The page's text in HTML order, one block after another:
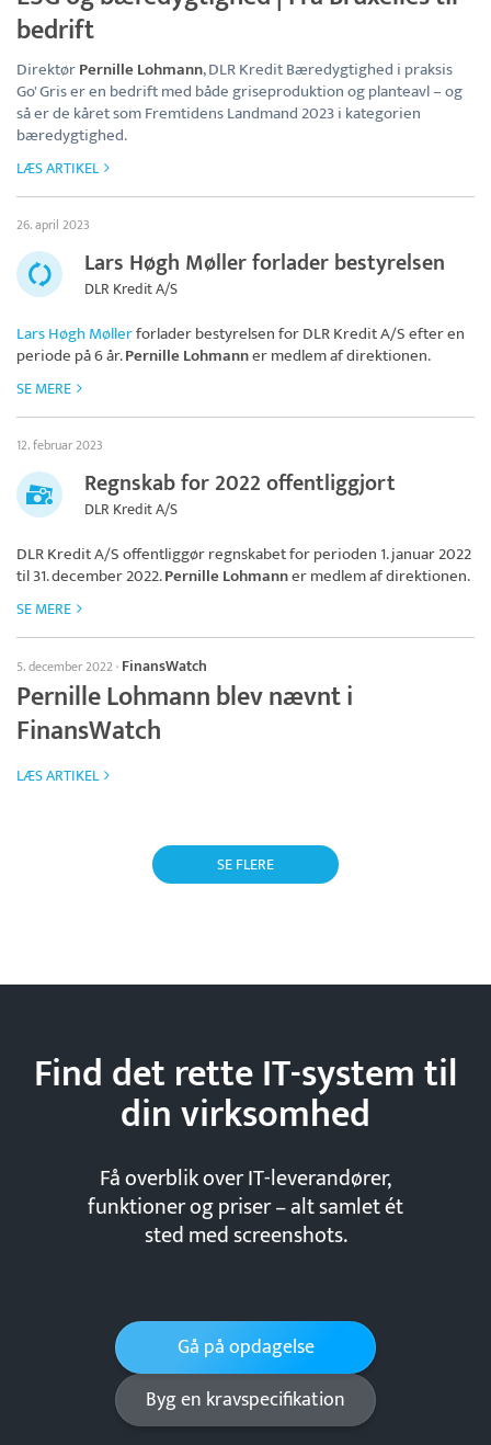
bedrift
DirektørPernille Lohmann, DLR Kredit Bæredygtighed i praksis
Go' Gris er en bedrift med både griseproduktion og planteavl – og
så er de kåret som Fremtidens Landmand 2023 i kategorien
bæredygtighed.
LÆS ARTIKEL
26. april 2023
Lars Høgh Møller forlader bestyrelsen
DLR Kredit A/S
Lars Høgh Møllerforlader bestyrelsen forDLR Kredit A/Sefter en
periode på 6 år.Pernille Lohmanner medlem af direktionen.
SE MERE
12. februar 2023
Regnskab for 2022 offentliggjort
DLR Kredit A/S
DLR Kredit A/Soffentliggør regnskabet for perioden 1. januar 2022
til 31. december 2022.Pernille Lohmanner medlem af direktionen.
SE MERE
5. december 2022· FinansWatch
Pernille Lohmann blev nævnt i
FinansWatch
LÆS ARTIKEL
SE FLERE
Find det rette IT-system til
dinvirksomhed
Få overblik over IT-leverandører,
funktioner og priser – alt samlet ét
sted med screenshots.
Gå på opdagelse
Byg en kravspecifikation